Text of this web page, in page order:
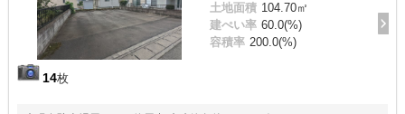
14枚
土地面積 104.70㎡
建ぺい率 60.0(%)
容積率 200.0(%)